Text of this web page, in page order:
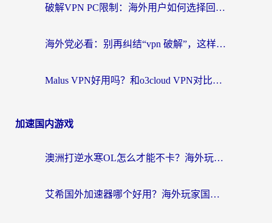
破解VPN PC限制：海外用户如何选择回国加速器实现无缝访问国内资源
海外党必看：别再纠结“vpn 破解”，这样选回国加速器才能真正无缝访问国内资源
Malus VPN好用吗？和o3cloud VPN对比哪个回国效果更好？
加速国内游戏
澳洲打逆水寒OL怎么才能不卡？海外玩家国服游戏加速终极指南（附梦幻模拟战地铁跑酷解决办法）
艾希国外加速器哪个好用？海外玩家国服游戏畅玩终极指南（附欧洲玩鸣潮街头篮球实测）